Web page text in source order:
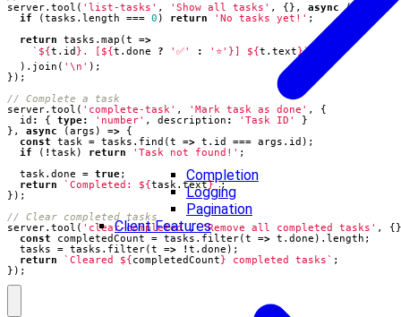
Completion
Logging
Pagination
Client Features
server. tool ( 'list-tasks' , 'Show all tasks' , {}, async ()
if
(tasks . length === 0 ) return 'No tasks yet!' ;
return
tasks . map (t
=>
` ${t . id } . [ ${t . done ? '✅' : '⭐' }] ${t . text}`
). join ( '\n' );
});
server. tool ( 'complete-task' , 'Mark task as done' ,
{
id : { type: 'number' , description : 'Task ID'
}
},
async (args ) =>
{
const
task = tasks . find (t => t . id === args . id );
if
( ! task ) return 'Task not found!' ;
task . done = true;
return
`Completed: ${task . text}`;
});
server. tool ( 'clear-completed', 'Remove all completed tasks' ,
const
completedCount = tasks . filter(t => t . done ). length ;
tasks
= tasks . filter(t => ! t . done );
return
`Cleared ${completedCount} completed tasks` ;
});